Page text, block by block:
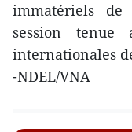
immatériels de
session tenue
internationales
-NDEL/VNA